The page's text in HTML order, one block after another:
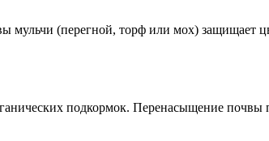
(перегной, торф или мох) защищает
подкормок. Перенасыщение